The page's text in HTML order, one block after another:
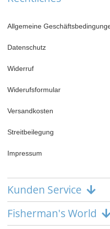
Allgemeine
Datenschutz
Widerruf
Widerufsformular
Versandkosten
Streitbeilegung
Impressum
Kunden Service
Fisherman's World